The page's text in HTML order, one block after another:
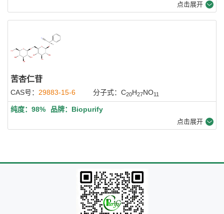
点击展开
苦杏仁苷
CAS号： 29883-15-6 分子式：C20H27NO11
纯度：98% 品牌：Biopurify
点击展开